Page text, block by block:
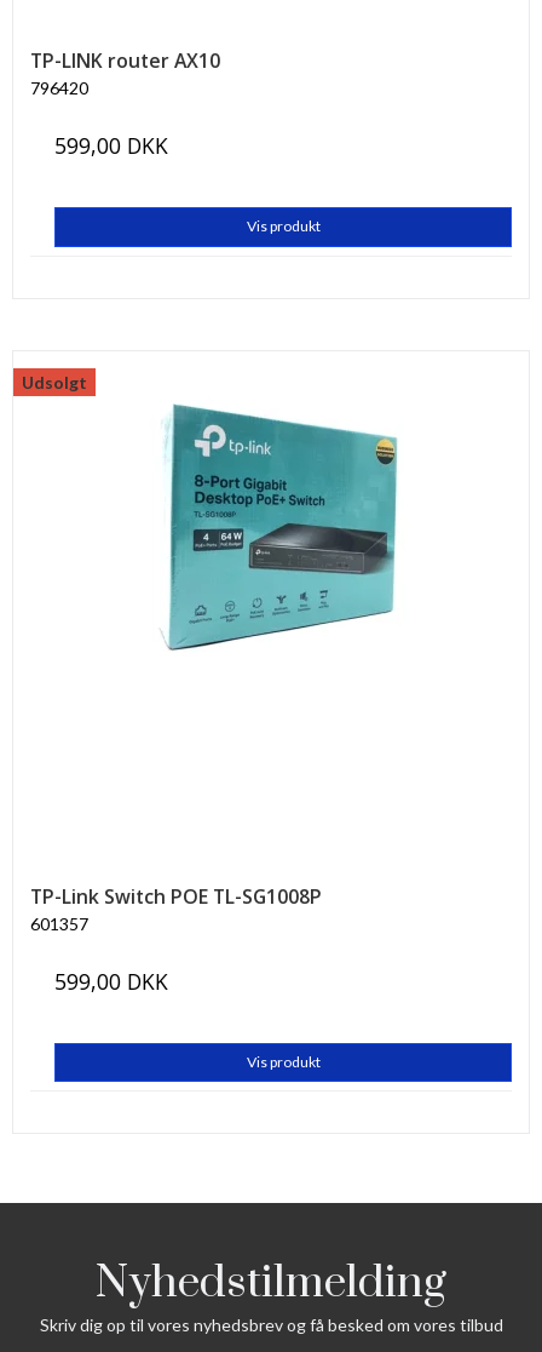
TP-LINK router AX10
796420
599,00 DKK
Vis produkt
Udsolgt
TP-Link Switch POE TL-SG1008P
601357
599,00 DKK
Vis produkt
Nyhedstilmelding
Skriv dig op til vores nyhedsbrev og få besked om vores tilbud